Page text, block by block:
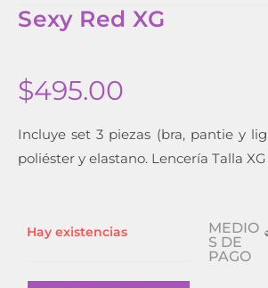
Sexy Red XG
$495.00
Incluye set 3 piezas (bra, pantie y
poliéster y elastano. Lencería Talla XG
Hay existencias
MEDIO
S DE
PAGO